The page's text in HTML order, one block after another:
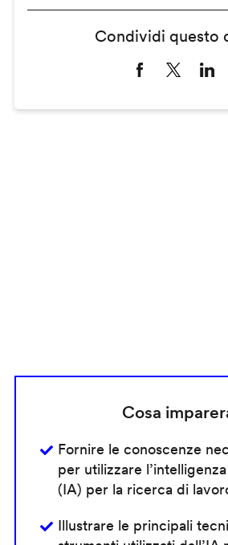
Condividi questo
Cosa
Fornire le conoscenze
per utilizzare
(IA) per la ricerca di
Illustrare le principali